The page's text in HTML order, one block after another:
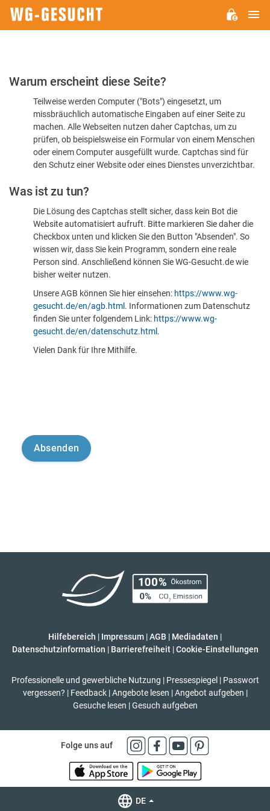
Bitte
dass
sind
Warum erscheint diese Seite?
Teilweise werden Computer ("Bots") eingesetzt, um
missbräuchlich automatische Eingaben auf einer Seite zu
machen. Alle Webseiten nutzen daher Captchas, um zu
prüfen, ob beispielsweise ein Formular von einem Menschen
oder einem Computer ausgefüllt wurde. Captchas sind für
den Schutz einer Website oder eines Dienstes unverzichtbar.
Was ist zu tun?
Die Lösung des Captchas stellt sicher, dass kein Bot die
Website automatisiert aufruft. Bitte markieren Sie daher die
Checkbox unten und klicken Sie den Button "Absenden". So
wissen wir, dass Sie kein Programm, sondern eine reale
Person sind. Anschließend können Sie WG-Gesucht.de wie
bisher weiter nutzen.
Unsere AGB können Sie hier einsehen: https://www.wg-
gesucht.de/en/agb.html . Informationen zum Datenschutz
finden Sie unter folgendem Link: https://www.wg-
gesucht.de/en/datenschutz.html .
Vielen Dank für Ihre Mithilfe.
Hilfebereich | Impressum |AGB | Mediadaten |
Datenschutzinformation | Barrierefreiheit | Cookie-Einstellungen
Professionelle und gewerbliche Nutzung | Pressespiegel | Passwort
vergessen? | Feedback | Angebote lesen | Angebot aufgeben |
Gesuche lesen | Gesuch aufgeben
Folge uns auf
DE